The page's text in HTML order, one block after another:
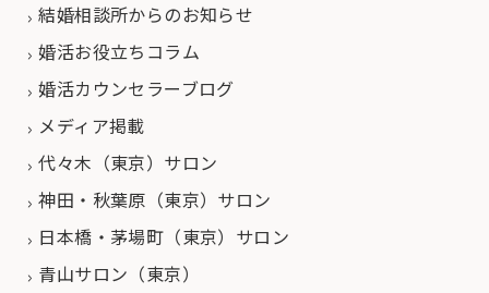
結婚相談所からのお知らせ
婚活お役立ちコラム
婚活カウンセラーブログ
メディア掲載
代々木（東京）サロン
神田・秋葉原（東京）サロン
日本橋・茅場町（東京）サロン
青山サロン（東京）